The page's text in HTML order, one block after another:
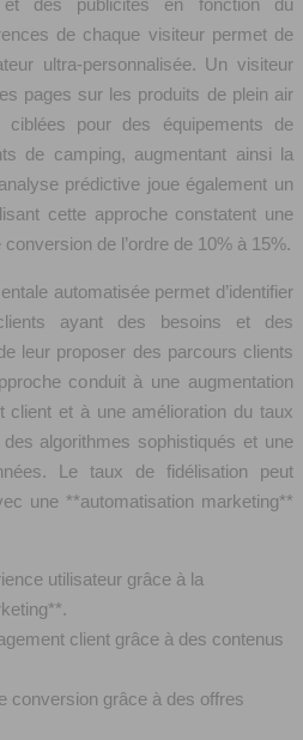
de chaque visiteur permet de
ultra-personnalisée. Un visiteur
pages sur les produits de plein air
pour des équipements de
de camping, augmentant ainsi la
prédictive joue également un
cette approche constatent une
de l’ordre de 10% à 15%.
automatisée permet d’identifier
ayant des besoins et des
leur proposer des parcours clients
conduit à une augmentation
client et à une amélioration du taux
algorithmes sophistiqués et une
Le taux de fidélisation peut
une **automatisation marketing**
utilisateur grâce à la
client grâce à des contenus
conversion grâce à des offres